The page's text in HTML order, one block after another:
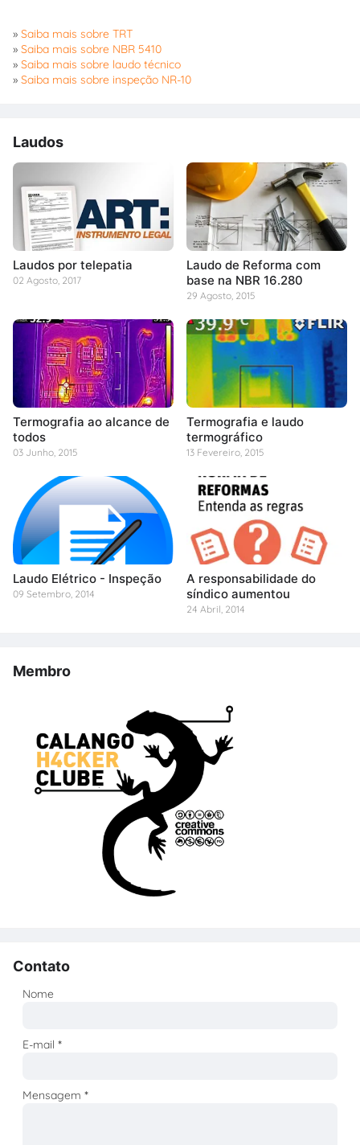
» Saiba mais sobre TRT
» Saiba mais sobre NBR 5410
» Saiba mais sobre laudo técnico
» Saiba mais sobre inspeção NR-10
Laudos
Laudos por telepatia
02 Agosto, 2017
Laudo de Reforma com
base na NBR 16.280
29 Agosto, 2015
Termografia ao alcance de
todos
03 Junho, 2015
Termografia e laudo
termográfico
13 Fevereiro, 2015
Laudo Elétrico - Inspeção
09 Setembro, 2014
A responsabilidade do
síndico aumentou
24 Abril, 2014
Membro
Contato
Nome
E-mail*
Mensagem*